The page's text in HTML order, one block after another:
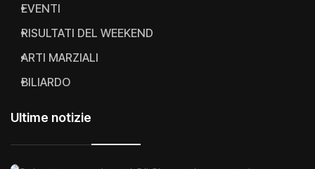
EVENTI
RISULTATI DEL WEEKEND
ARTI MARZIALI
BILIARDO
Ultime notizie